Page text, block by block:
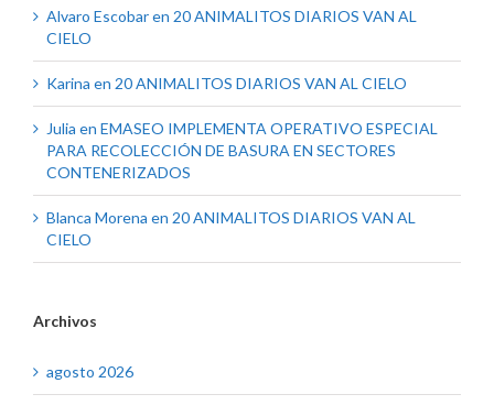
Alvaro Escobaren 20 ANIMALITOS DIARIOS VAN AL
CIELO
Karina en 20 ANIMALITOS DIARIOS VAN AL CIELO
Julia en EMASEO IMPLEMENTA OPERATIVO ESPECIAL
PARA RECOLECCIÓN DE BASURA EN SECTORES
CONTENERIZADOS
Blanca Morena en 20 ANIMALITOS DIARIOS VAN AL
CIELO
Archivos
agosto 2026